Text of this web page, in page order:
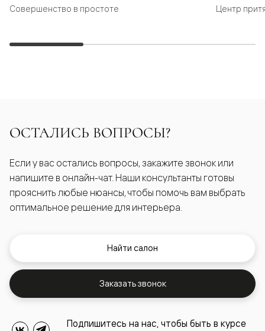
Совершенство в простоте Центр
ОСТАЛИСЬ ВОПРОСЫ?
Если у вас остались вопросы, закажите звонок или
напишите в онлайн-чат. Наши консультанты готовы
прояснить любые нюансы, чтобы помочь вам выбрать
оптимальное решение для интерьера.
Найти салон
Заказать звонок
Подпишитесь на нас, чтобы быть в курсе